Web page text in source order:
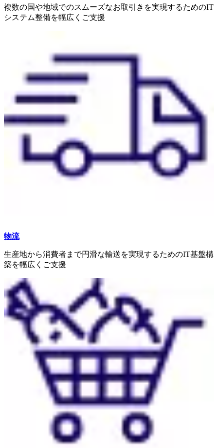
複数の国や地域でのスムーズなお取引きを実現するためのIT
システム整備を幅広くご支援
物流
生産地から消費者まで円滑な輸送を実現するためのIT基盤構
築を幅広くご支援